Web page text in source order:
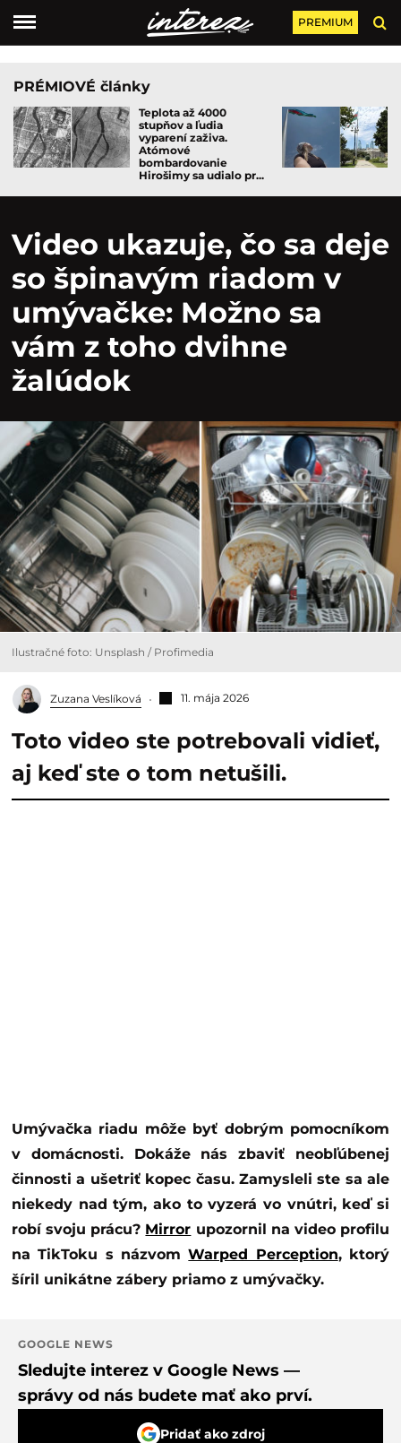
PREMIUM
PRÉMIOVÉ články
Teplota až 4000
stupňov a ľudia
vyparení zaživa.
Atómové
bombardovanie
Hirošimy sa udialo pr...
Video ukazuje, čo sa deje
so špinavým riadom v
umývačke: Možno sa
vám z toho dvihne
žalúdok
Ilustračné foto: Unsplash / Profimedia
Zuzana Veslíková 11. mája 2026
Toto video ste potrebovali vidieť,
aj keď ste o tom netušili.
Umývačka riadu môže byť dobrým pomocníkom
v domácnosti. Dokáže nás zbaviť neobľúbenej
činnosti a ušetriť kopec času. Zamysleli ste sa ale
niekedy nad tým, ako to vyzerá vo vnútri, keď si
robí svoju prácu? Mirror upozornil na video profilu
na TikToku s názvomWarped Perception, ktorý
šíril unikátne zábery priamo z umývačky.
GOOGLE NEWS
Sledujte interez v Google News —
správy od nás budete mať ako prví.
Pridať ako zdroj